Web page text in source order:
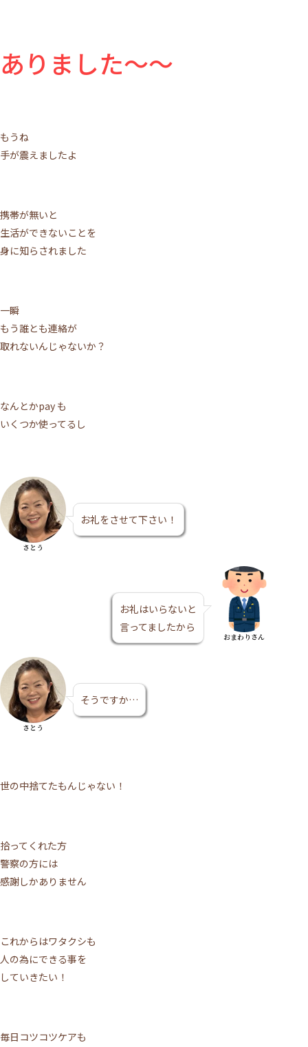
ありました～～
もうね
手が震えましたよ
携帯が無いと
生活ができないことを
身に知らされました
一瞬
もう誰とも連絡が
取れないんじゃないか？
なんとかpay も
いくつか使ってるし
さとう
お礼をさせて下さい！
お礼はいらないと
言ってましたから
おまわりさん
さとう
そうですか…
世の中捨てたもんじゃない！
拾ってくれた方
警察の方には
感謝しかありません
これからはワタクシも
人の為にできる事を
していきたい！
毎日コツコツケアも